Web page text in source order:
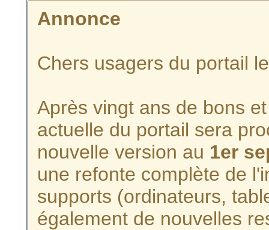
Annonce
Chers usagers du portail
Après vingt ans de bons
actuelle du portail sera
nouvelle version au 1er
une refonte complète de
supports (ordinateurs,
également de nouvelles